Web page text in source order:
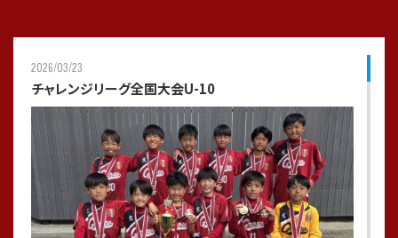
2026/03/23
チャレンジリーグ全国大会U-10